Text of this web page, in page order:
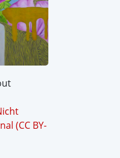
(CC BY-